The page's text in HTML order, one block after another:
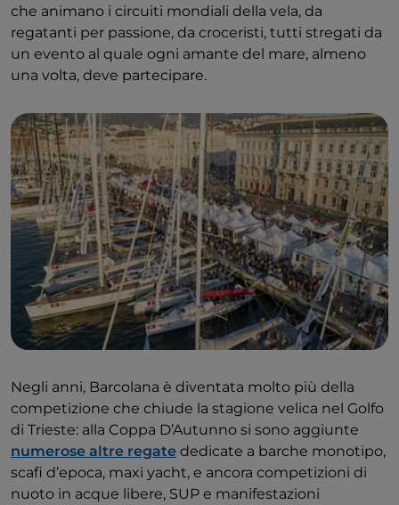
che animano i circuiti mondiali della vela, da
regatanti per passione, da croceristi, tutti stregati da
un evento al quale ogni amante del mare, almeno
una volta, deve partecipare.
Negli anni, Barcolana è diventata molto più della
competizione che chiude la stagione velica nel Golfo
di Trieste: alla Coppa D’Autunno si sono aggiunte
numerose altre regate dedicate a barche monotipo,
scafi d’epoca, maxi yacht, e ancora competizioni di
nuoto in acque libere, SUP e manifestazioni